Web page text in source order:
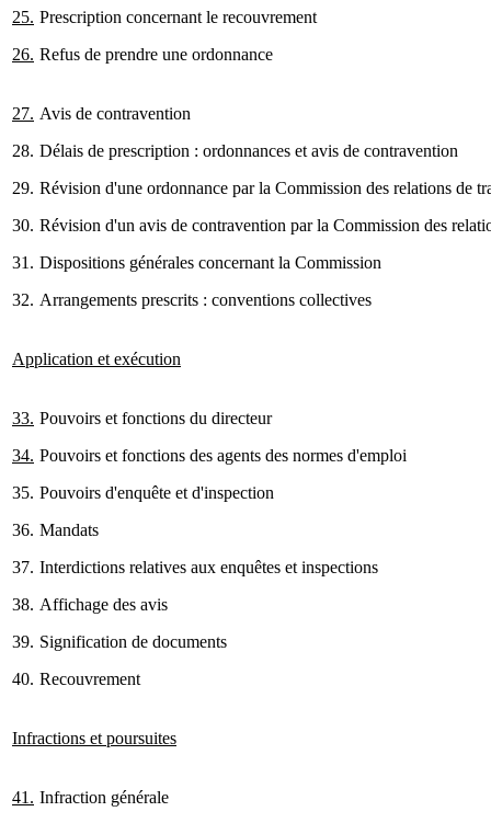
25.
26.
Prescription concernant le recouvrement
Refus de prendre une ordonnance
27.
28.
29.
30.
31.
32.
Avis de contravention
Délais de prescription : ordonnances et avis de contravention
Révision d'une ordonnance par la Commission des relations de
Révision d'un avis de contravention par la Commission des
Dispositions générales concernant la Commission
Arrangements prescrits : conventions collectives
Application et exécution
33.
34.
35.
36.
37.
38.
39.
40.
Pouvoirs et fonctions du directeur
Pouvoirs et fonctions des agents des normes d'emploi
Pouvoirs d'enquête et d'inspection
Mandats
Interdictions relatives aux enquêtes et inspections
Affichage des avis
Signification de documents
Recouvrement
Infractions et poursuites
41. Infraction générale